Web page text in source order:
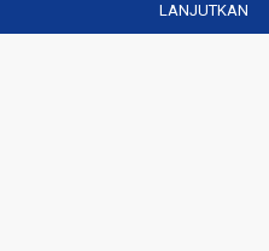
LANJUTKAN